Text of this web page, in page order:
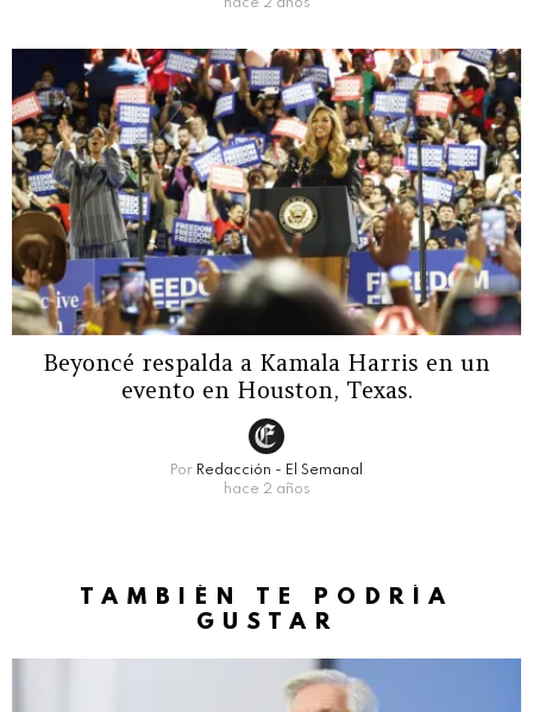
hace 2 años
Beyoncé respalda a Kamala Harris en un
evento en Houston, Texas.
Por Redacción - El Semanal
hace 2 años
TAMBIÉN TE PODRÍA
GUSTAR